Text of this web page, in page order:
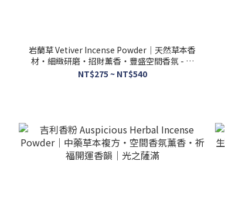
岩蘭草 Vetiver Incense Powder｜天然草本香
材・細緻研磨・招財薰香・豐盛空間香氛 - 光
之薩滿
NT$275 ~ NT$540